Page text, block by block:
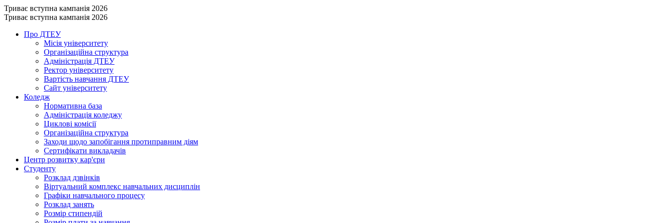
Триває вступна кампанія 2026
Триває вступна кампанія 2026
Про ДТЕУ
Місія університету
Організаційна структура
Адміністрація ДТЕУ
Ректор університету
Вартість навчання ДТЕУ
Сайт університету
Коледж
Нормативна база
Адміністрація коледжу
Циклові комісії
Організаційна структура
Заходи щодо запобігання протиправним діям
Сертифікати викладачів
Центр розвитку кар'єри
Студенту
Розклад дзвінків
Віртуальний комплекс навчальних дисциплін
Графіки навчального процесу
Розклад занять
Розмір стипендій